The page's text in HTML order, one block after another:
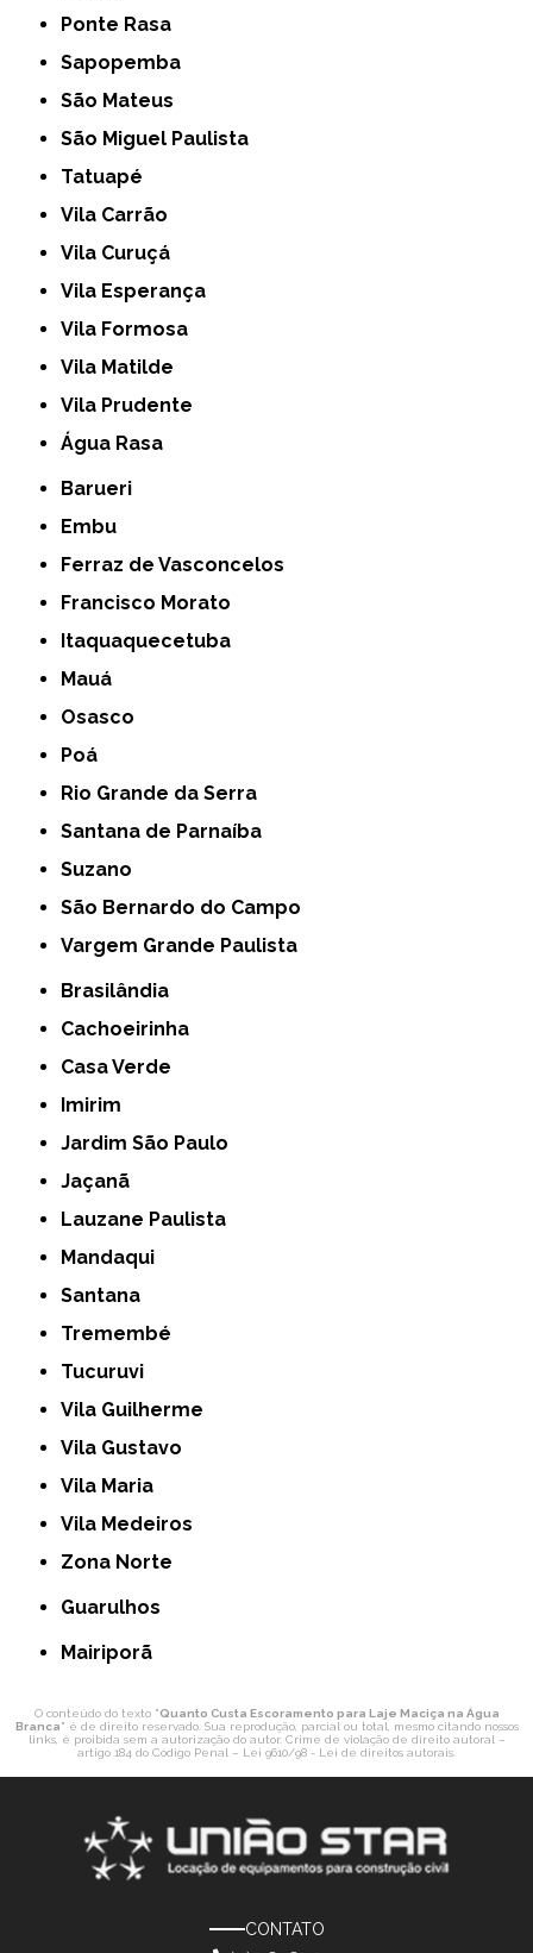
Ponte Rasa
Sapopemba
São Mateus
São Miguel Paulista
Tatuapé
Vila Carrão
Vila Curuçá
Vila Esperança
Vila Formosa
Vila Matilde
Vila Prudente
Água Rasa
Barueri
Embu
Ferraz de Vasconcelos
Francisco Morato
Itaquaquecetuba
Mauá
Osasco
Poá
Rio Grande da Serra
Santana de Parnaíba
Suzano
São Bernardo do Campo
Vargem Grande Paulista
Brasilândia
Cachoeirinha
Casa Verde
Imirim
Jardim São Paulo
Jaçanã
Lauzane Paulista
Mandaqui
Santana
Tremembé
Tucuruvi
Vila Guilherme
Vila Gustavo
Vila Maria
Vila Medeiros
Zona Norte
Guarulhos
Mairiporã
O conteúdo do texto "Quanto Custa Escoramento para Laje Maciça na Água
Branca" é de direito reservado. Sua reprodução, parcial ou total, mesmo citando nossos
links, é proibida sem a autorização do autor. Crime de violação de direito autoral –
artigo 184 do Código Penal – Lei 9610/98 - Lei de direitos autorais.
CONTATO